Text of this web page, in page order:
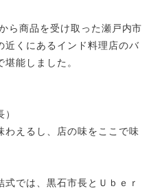
ら商品を受け取った瀬戸内市
近くにあるインド料理店のバ
能しました。
わえるし、店の味をここで味
では、黒石市長とＵｂｅｒ